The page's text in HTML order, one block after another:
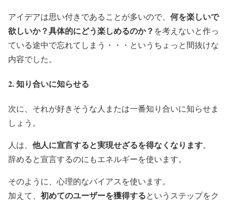
アイデアは思い付きであることが多いので、 何を楽しいで
欲しいか？具体的にどう楽しめるのか？ を考えないと作っ
ている途中で忘れてしまう・・・というちょっと間抜けな
内容でした。
2. 知り合いに知らせる
次に、それが好きそうな人または一番知り合いに知らせま
しょう。
人は、 他人に宣言すると実現せざるを得なくなります。
辞めると宣言するのにもエネルギーを使います。
そのように、心理的なバイアスを使います。
加えて、 初めてのユーザーを獲得するというステップをク